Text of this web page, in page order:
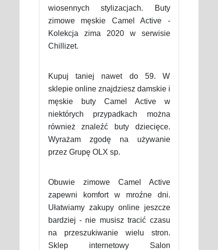
wiosennych stylizacjach. Buty
zimowe męskie Camel Active -
Kolekcja zima 2020 w serwisie
Chillizet.
Kupuj taniej nawet do 59. W
sklepie online znajdziesz damskie i
męskie buty Camel Active w
niektórych przypadkach można
również znaleźć buty dziecięce.
Wyrażam zgodę na używanie
przez Grupę OLX sp.
Obuwie zimowe Camel Active
zapewni komfort w mroźne dni.
Ułatwiamy zakupy online jeszcze
bardziej - nie musisz tracić czasu
na przeszukiwanie wielu stron.
Sklep internetowy Salon